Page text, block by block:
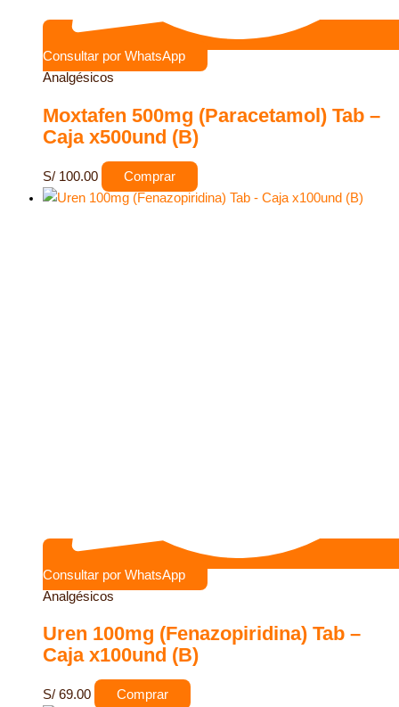
Consultar por WhatsApp
Analgésicos
Moxtafen 500mg (Paracetamol) Tab –
Caja x500und (B)
S/ 100.00 Comprar
Consultar por WhatsApp
Analgésicos
Uren 100mg (Fenazopiridina) Tab –
Caja x100und (B)
S/ 69.00 Comprar